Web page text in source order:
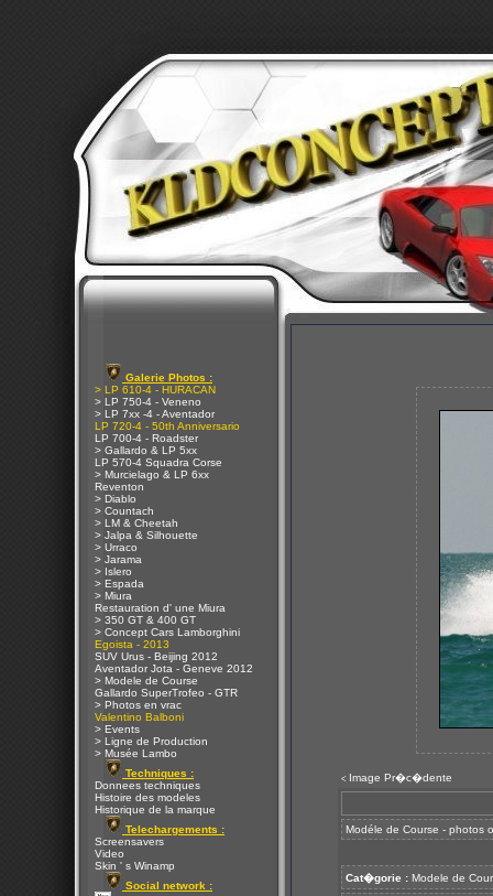
Galerie Photos :
> LP 610-4 - HURACAN
> LP 750-4 - Veneno
> LP 7xx -4 - Aventador
LP 720-4 - 50th Anniversario
LP 700-4 - Roadster
> Gallardo & LP 5xx
LP 570-4 Squadra Corse
> Murcielago & LP 6xx
Reventon
> Diablo
> Countach
> LM & Cheetah
> Jalpa & Silhouette
> Urraco
> Jarama
> Islero
> Espada
> Miura
Restauration d' une Miura
> 350 GT & 400 GT
> Concept Cars Lamborghini
Egoista - 2013
SUV Urus - Beijing 2012
Aventador Jota - Geneve 2012
> Modele de Course
Gallardo SuperTrofeo - GTR
> Photos en vrac
Valentino Balboni
> Events
> Ligne de Production
> Musée Lambo
Techniques :
Donnees techniques
Histoire des modeles
Historique de la marque
Telechargements :
Screensavers
Video
Skin ' s Winamp
Social network :
< Image Pr�c�dente
Modéle de Course - photos
Cat�gorie : Modele de